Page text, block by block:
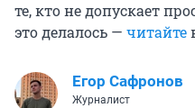
те, кто не допускает
это делалось — читайте
Егор Сафронов
Журналист